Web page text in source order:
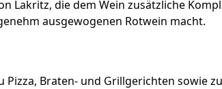
Lakritz, die dem Wein zusätzliche
ausgewogenen Rotwein macht.
Pizza, Braten- und Grillgerichten sowie